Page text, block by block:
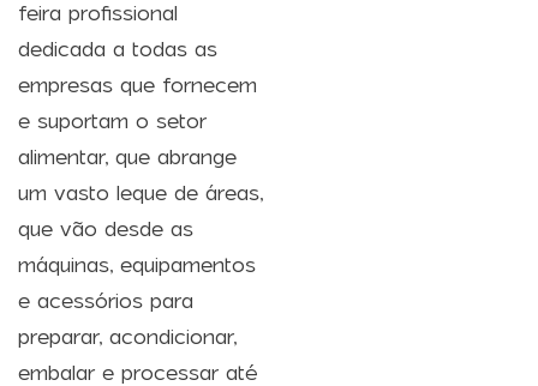
feira profissional
dedicada a todas as
empresas que fornecem
e suportam o setor
alimentar, que abrange
um vasto leque de áreas,
que vão desde as
máquinas, equipamentos
e acessórios para
preparar, acondicionar,
embalar e processar até